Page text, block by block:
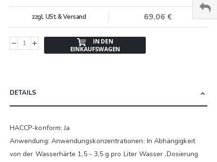
69,06 €
zzgl. USt. & Versand
IN DEN
EINKAUFSWAGEN
DETAILS
HACCP-konform: Ja
Anwendung: Anwendungskonzentrationen: In Abhängigkeit
von der Wasserhärte 1,5 - 3,5 g pro Liter Wasser ,Dosierung